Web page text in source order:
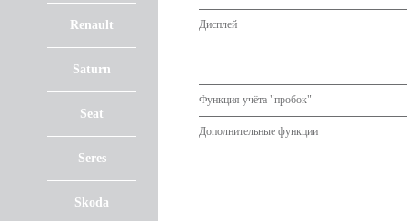
Renault
Saturn
Seat
Seres
Skoda
Дисплей
Функция учёта "пробок"
Дополнительные функции